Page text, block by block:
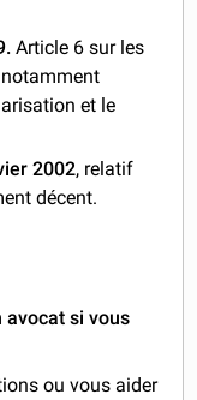
Article 6 sur les
et le
2002, relatif
décent.
avocat si vous
ou vous aider